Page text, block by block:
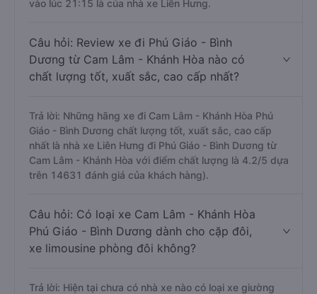
vào lúc 21:15 là của nhà xe Liên Hưng.
Câu hỏi: Review xe đi Phú Giáo - Bình
Dương từ Cam Lâm - Khánh Hòa nào có
chất lượng tốt, xuất sắc, cao cấp nhất?
Trả lời: Những hãng xe đi Cam Lâm - Khánh Hòa Phú
Giáo - Bình Dương chất lượng tốt, xuất sắc, cao cấp
nhất là nhà xe Liên Hưng đi Phú Giáo - Bình Dương từ
Cam Lâm - Khánh Hòa với điểm chất lượng là 4.2/5 dựa
trên 14631 đánh giá của khách hàng).
Câu hỏi: Có loại xe Cam Lâm - Khánh Hòa
Phú Giáo - Bình Dương dành cho cặp đôi,
xe limousine phòng đôi không?
Trả lời: Hiện tại chưa có nhà xe nào có loại xe giường